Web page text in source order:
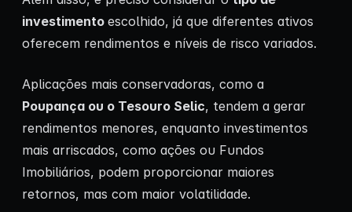
investimento escolhido, já que diferentes ativos
oferecem rendimentos e níveis de risco variados.
Aplicações mais conservadoras, como a
Poupança ou o Tesouro Selic, tendem a gerar
rendimentos menores, enquanto investimentos
mais arriscados, como ações ou Fundos
Imobiliários, podem proporcionar maiores
retornos, mas com maior volatilidade.